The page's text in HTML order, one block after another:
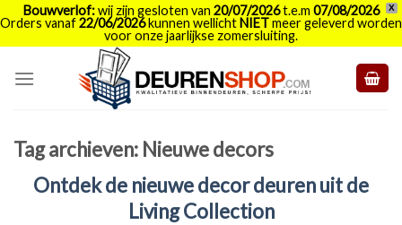
X
Bouwverlof:wij zijn gesloten van 20/07/2026t.e.m 07/08/2026
Orders vanaf22/06/2026kunnen wellichtNIETmeer geleverd worden
voor onze jaarlijkse zomersluiting.
Tag archieven: Nieuwe decors
Ontdek de nieuwe decor deuren uit de
Living Collection